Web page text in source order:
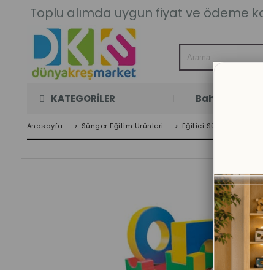
Toplu alımda uygun fiyat ve ödeme
KATEGORİLER Bahçe Oyun
Anasayfa > Sünger Eğitim Ürünleri > Eğitici Sünger